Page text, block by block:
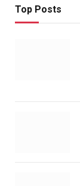
Top Posts